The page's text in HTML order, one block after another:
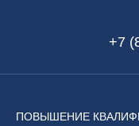
+7
ПОВЫШЕНИЕ